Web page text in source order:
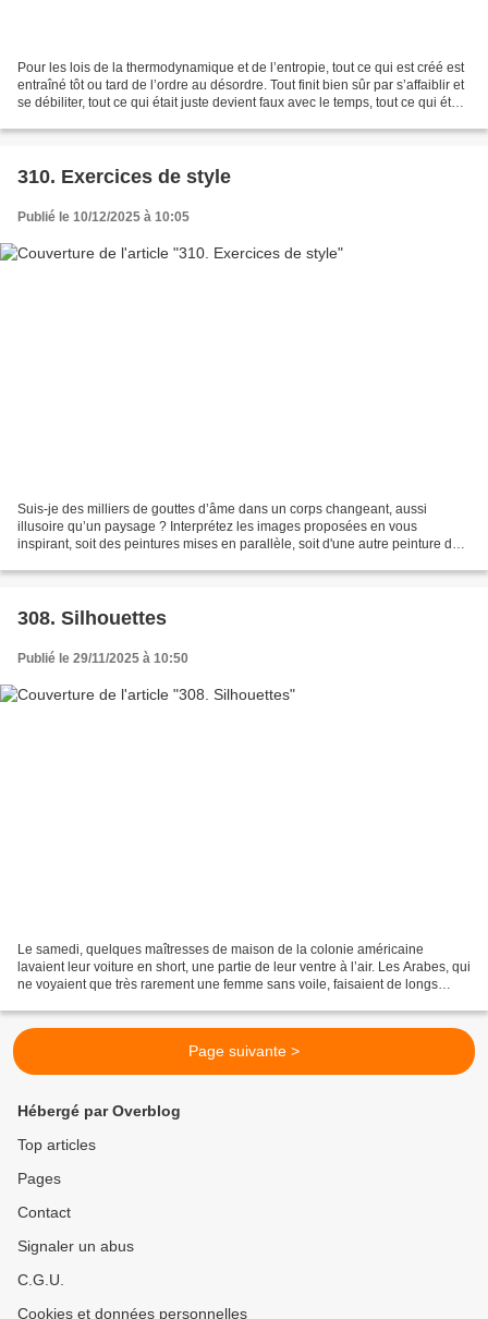
Pour les lois de la thermodynamique et de l’entropie, tout ce qui est créé est
entraîné tôt ou tard de l’ordre au désordre. Tout finit bien sûr par s’affaiblir et
se débiliter, tout ce qui était juste devient faux avec le temps, tout ce qui était
310. Exercices de style
Publié le 10/12/2025 à 10:05
Suis-je des milliers de gouttes d’âme dans un corps changeant, aussi
illusoire qu’un paysage ? Interprétez les images proposées en vous
inspirant, soit des peintures mises en parallèle, soit d'une autre peinture de
308. Silhouettes
Publié le 29/11/2025 à 10:50
Le samedi, quelques maîtresses de maison de la colonie américaine
lavaient leur voiture en short, une partie de leur ventre à l’air. Les Arabes, qui
ne voyaient que très rarement une femme sans voile, faisaient de longs
Page suivante >
Hébergé par Overblog
Top articles
Pages
Contact
Signaler un abus
C.G.U.
Cookies et données personnelles